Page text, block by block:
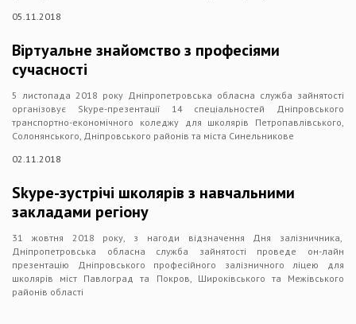
05.11.2018
Віртуальне знайомство з професіями
сучасності
5 листопада 2018 року Дніпропетровська обласна служба зайнятості
організовує Skype-презентації 14 спеціальностей Дніпровського
транспортно-економічного коледжу для школярів Петропавлівського,
Солонянського, Дніпровського районів та міста Синельникове
02.11.2018
Skype-зустрічі школярів з навчальними
закладами регіону
31 жовтня 2018 року, з нагоди відзначення Дня залізничника,
Дніпропетровська обласна служба зайнятості проведе он-лайн
презентацію Дніпровського професійного залізничного ліцею для
школярів міст Павлоград та Покров, Широківського та Межівського
районів області